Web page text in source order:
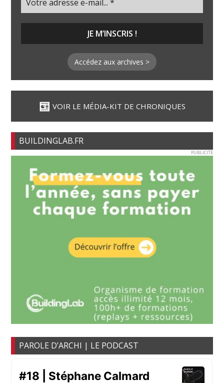
Accédez aux archives >
VOIR LE MÉDIA-KIT DE CHRONIQUES
BUILDINGLAB.FR
PUBLICITE
PAROLE D’ARCHI | LE PODCAST